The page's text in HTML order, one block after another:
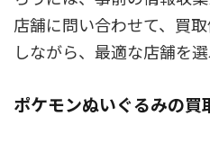
店舗に問い合わせて、買
しながら、最適な店舗を
ポケモンぬいぐるみの買